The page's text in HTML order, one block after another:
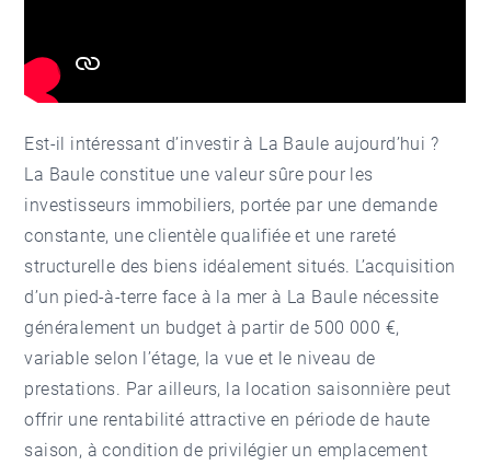
Est-il intéressant d’investir à La Baule aujourd’hui ?
La Baule constitue une valeur sûre pour les
investisseurs immobiliers, portée par une demande
constante, une clientèle qualifiée et une rareté
structurelle des biens idéalement situés. L’acquisition
d’un pied-à-terre face à la mer à La Baule nécessite
généralement un budget à partir de 500 000 €,
variable selon l’étage, la vue et le niveau de
prestations. Par ailleurs, la location saisonnière peut
offrir une rentabilité attractive en période de haute
saison, à condition de privilégier un emplacement